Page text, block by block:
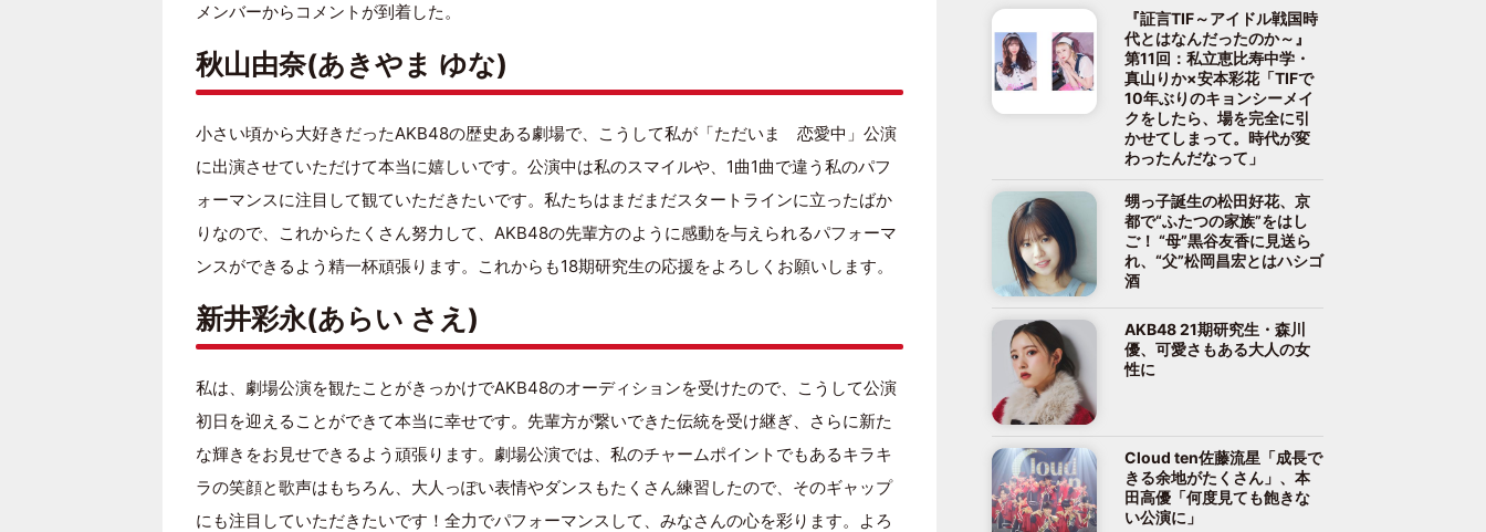
メンバーからコメントが到着した。
秋山由奈(あきやま ゆな)
小さい頃から大好きだったAKB48の歴史ある劇場で、こうして私が「ただいま 恋愛中」公演
に出演させていただけて本当に嬉しいです。公演中は私のスマイルや、1曲1曲で違う私のパフ
ォーマンスに注目して観ていただきたいです。私たちはまだまだスタートラインに立ったばか
りなので、これからたくさん努力して、AKB48の先輩方のように感動を与えられるパフォーマ
ンスができるよう精一杯頑張ります。これからも18期研究生の応援をよろしくお願いします。
新井彩永(あらい さえ)
私は、劇場公演を観たことがきっかけでAKB48のオーディションを受けたので、こうして公演
初日を迎えることができて本当に幸せです。先輩方が繋いできた伝統を受け継ぎ、さらに新た
な輝きをお見せできるよう頑張ります。劇場公演では、私のチャームポイントでもあるキラキ
ラの笑顔と歌声はもちろん、大人っぽい表情やダンスもたくさん練習したので、そのギャップ
にも注目していただきたいです！全力でパフォーマンスして、みなさんの心を彩ります。よろ
『証言TIF～アイドル戦国時
代とはなんだったのか～』
第11回：私立恵比寿中学・
真山りか×安本彩花「TIFで
10年ぶりのキョンシーメイ
クをしたら、場を完全に引
かせてしまって。時代が変
わったんだなって」
甥っ子誕生の松田好花、京
都で“ふたつの家族”をはし
ご！ “母”黒谷友香に見送ら
れ、“父”松岡昌宏とはハシゴ
酒
AKB48 21期研究生・森川
優、可愛さもある大人の女
性に
Cloud ten佐藤流星「成長で
きる余地がたくさん」、本
田高優「何度見ても飽きな
い公演に」